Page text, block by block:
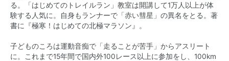
る。「はじめてのトレイルラン」教室は開講して1万人以上が体
験する人気に。自身もランナーで「赤い彗星」の異名をとる。著
書に『極寒！はじめての北極マラソン』。
子どものころは運動音痴で「走ることが苦手」からアスリート
に。これまで15年間で国内外100レース以上に参加をし、100km